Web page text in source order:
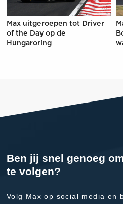
Max uitgeroepen tot Driver
of the Day op de
Hungaroring
Ben jij snel genoeg
te volgen?
Volg Max op social media en